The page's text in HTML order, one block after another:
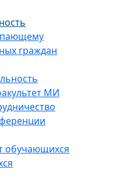
граждан
МИ
обучающихся